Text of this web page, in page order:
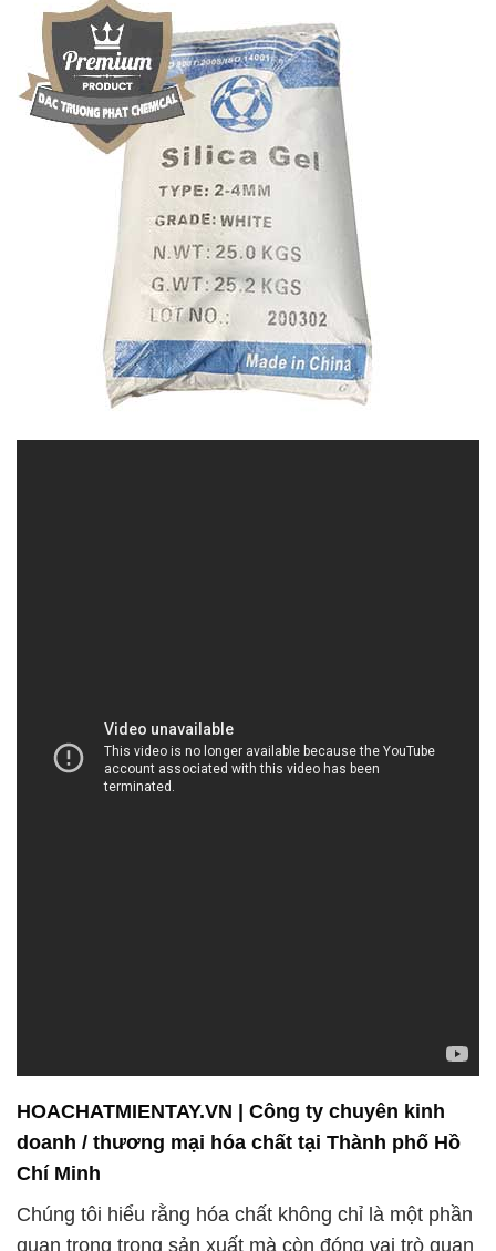
HOACHATMIENTAY.VN | Công ty chuyên kinh
doanh / thương mại hóa chất tại Thành phố Hồ
Chí Minh
Chúng tôi hiểu rằng hóa chất không chỉ là một phần
quan trọng trong sản xuất mà còn đóng vai trò quan